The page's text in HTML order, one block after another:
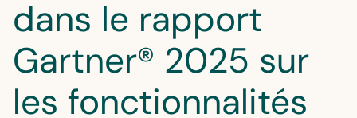
dans le rapport
Gartner® 2025 sur
les fonctionnalités